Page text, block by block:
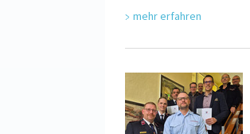
mehr erfahren